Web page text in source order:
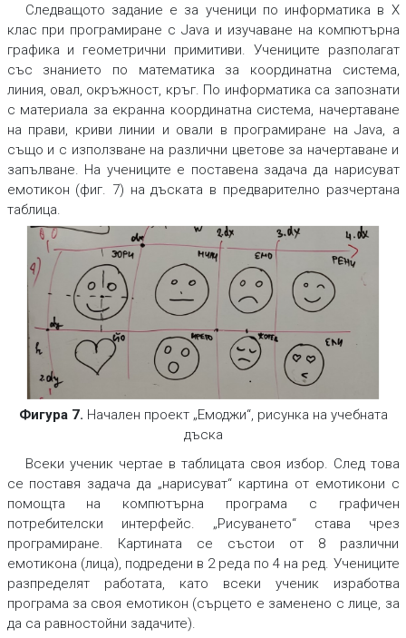
Следващото задание е за ученици по информатика в X
клас при програмиране с Java и изучаване на компютърна
графика и геометрични примитиви. Учениците разполагат
със знанието по математика за координатна система,
линия, овал, окръжност, кръг. По информатика са запознати
с материала за екранна координатна система, начертаване
на прави, криви линии и овали в програмиране на Java, а
също и с използване на различни цветове за начертаване и
запълване. На учениците е поставена задача да нарисуват
емотикон (фиг. 7) на дъската в предварително разчертана
таблица.
Фигура 7. Начален проект „Емоджи“, рисунка на учебната
дъска
Всеки ученик чертае в таблицата своя избор. След това
се поставя задача да „нарисуват“ картина от емотикони с
помощта на компютърна програма с графичен
потребителски интерфейс. „Рисуването“ става чрез
програмиране. Картината се състои от 8 различни
емотикона (лица), подредени в 2 реда по 4 на ред. Учениците
разпределят работата, като всеки ученик изработва
програма за своя емотикон (сърцето е заменено с лице, за
да са равностойни задачите).